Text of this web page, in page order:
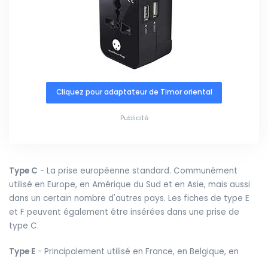
Cliquez pour adaptateur de Timor oriental
Publicité
Type C - La prise européenne standard. Communément
utilisé en Europe, en Amérique du Sud et en Asie, mais aussi
dans un certain nombre d'autres pays. Les fiches de type E
et F peuvent également être insérées dans une prise de
type C.
Type E - Principalement utilisé en France, en Belgique, en